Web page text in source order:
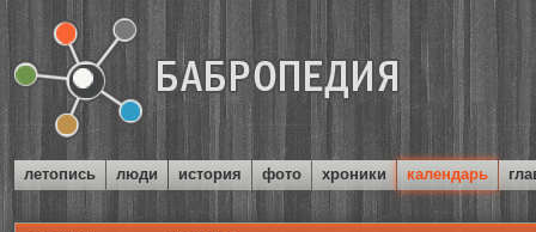
летопись люди история фото хроники календарь